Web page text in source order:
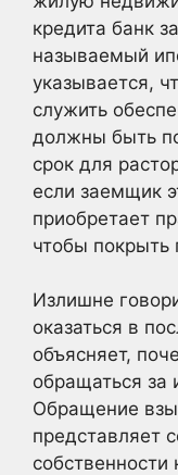
кредита банк
называемый
указывается,
служить
должны быть
срок для
если заемщик
приобретает
чтобы покрыть
Излишне
оказаться в
объясняет,
обращаться за
Обращение
представляет